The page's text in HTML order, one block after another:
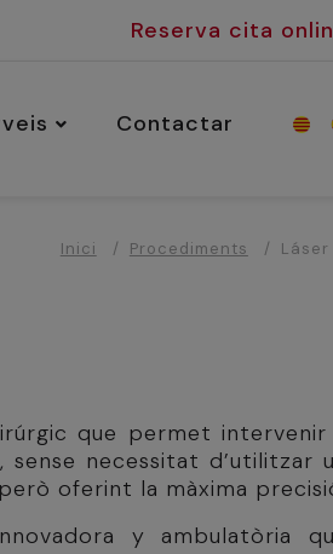
Reserva cita
Contactar
Inici Procediments Láser
que permet intervenir
sense necessitat d’utilitzar
oferint la màxima
y ambulatòria